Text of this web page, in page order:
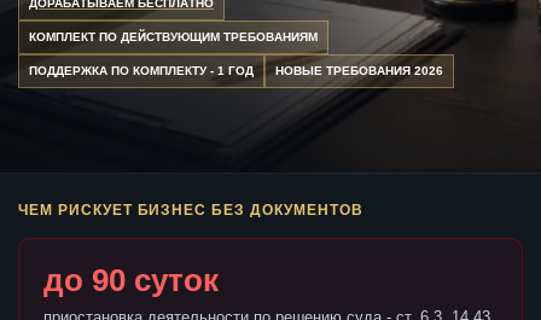
ДОРАБАТЫВАЕМ БЕСПЛАТНО
КОМПЛЕКТ ПО ДЕЙСТВУЮЩИМ ТРЕБОВАНИЯМ
ПОДДЕРЖКА ПО КОМПЛЕКТУ - 1 ГОД НОВЫЕ ТРЕБОВАНИЯ 2026
ЧЕМ РИСКУЕТ БИЗНЕС БЕЗ ДОКУМЕНТОВ
до 90 суток